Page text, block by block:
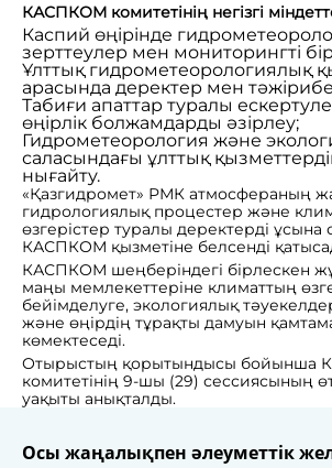
КАСПКОМ комитетінің негізгі
Каспий өңірінде
зерттеулер мен мониторингті
Ұлттық гидрометеорологиялық
арасында деректер мен
Табиғи апаттар туралы
өңірлік болжамдарды әзірлеу;
Гидрометеорология және
саласындағы ұлттық
нығайту.
«Қазгидромет» РМК атмосфераның
гидрологиялық процестер және
өзгерістер туралы деректерді ұсына
КАСПКОМ қызметіне белсенді
КАСПКОМ шеңберіндегі бірлескен
маңы мемлекеттеріне климаттың
бейімделуге, экологиялық
және өңірдің тұрақты дамуын
көмектеседі.
Отырыстың қорытындысы бойынша
комитетінің 9-шы (29) сессиясының
уақыты анықталды.
Осы жаңалықпен әлеуметтік